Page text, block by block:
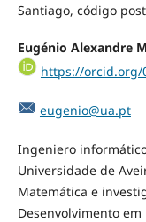
Santiago, código
Eugénio Alexandre
https://orcid.org/
eugenio@ua.pt
Ingeniero
Universidade de
Matemática e
Desenvolvimento em